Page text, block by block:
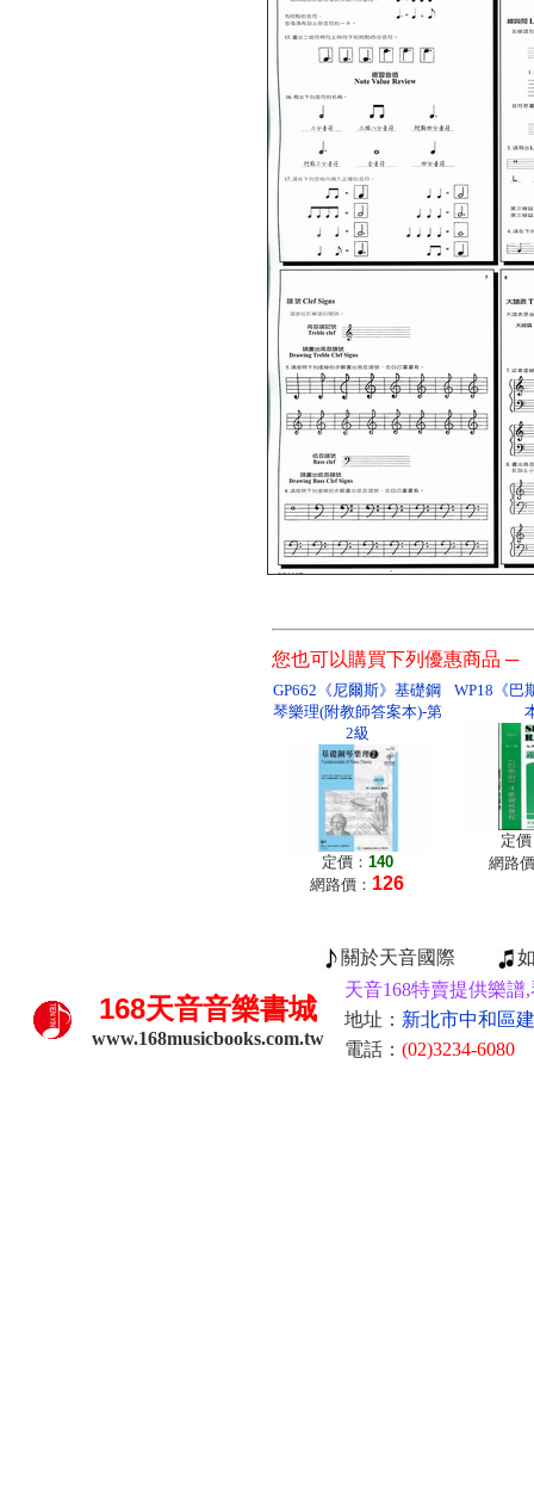
您也可以購買下列優惠商品 ─
GP662《尼爾斯》基礎鋼
琴樂理(附教師答案本)-第
2級
定價： 140
網路價： 126
WP18《巴
定
網路
關於天音國際
168天音音樂書城
www.168musicbooks.com.tw
天音168特賣提供樂
地址： 新北市中和區
電話： (02)3234-6080